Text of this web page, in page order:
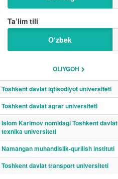
Ta’lim tili
O‘zbek
OLIYGOH
Toshkent davlat iqtisodiyot universiteti
Toshkent davlat agrar universiteti
Islom Karimov nomidagi Toshkent davlat
texnika universiteti
Namangan muhandislik-qurilish instituti
Toshkent davlat transport universiteti